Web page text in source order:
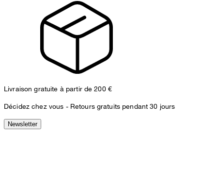
Livraison gratuite à partir de 200 €
Décidez chez vous - Retours gratuits pendant 30 jours
Newsletter